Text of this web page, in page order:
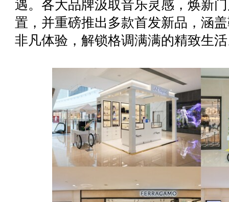
遇。各大品牌汲取音乐灵感，焕新
置，并重磅推出多款首发新品，涵
非凡体验，解锁格调满满的精致生